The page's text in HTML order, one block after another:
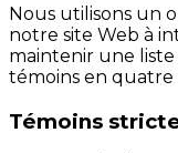
Nous utilisons un
notre site Web à
maintenir une liste
témoins en quatre
Témoins